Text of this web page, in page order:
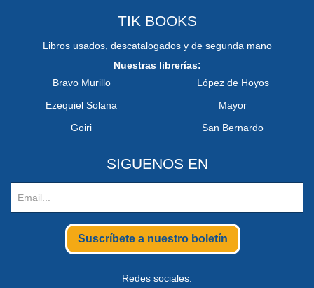
TIK BOOKS
Libros usados, descatalogados y de segunda mano
Nuestras librerías:
Bravo Murillo
Ezequiel Solana
Goiri
López de Hoyos
Mayor
San Bernardo
SIGUENOS EN
Suscríbete a nuestro boletín
Redes sociales: